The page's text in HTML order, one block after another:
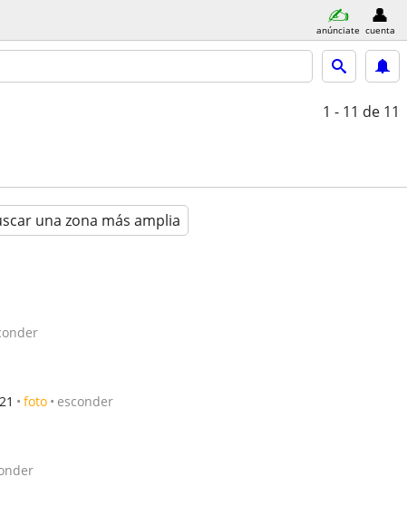
anúnciate cuenta
1 - 11 de 11
una zona más amplia
foto esconder